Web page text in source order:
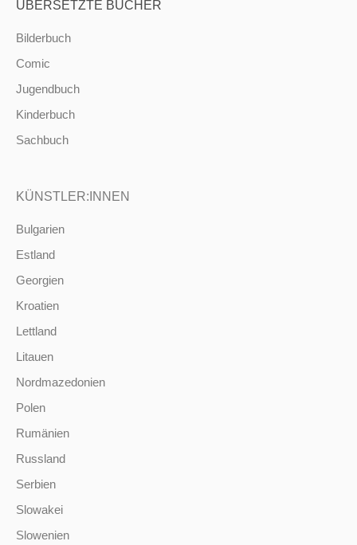
ÜBERSETZTE BÜCHER
Bilderbuch
Comic
Jugendbuch
Kinderbuch
Sachbuch
KÜNSTLER:INNEN
Bulgarien
Estland
Georgien
Kroatien
Lettland
Litauen
Nordmazedonien
Polen
Rumänien
Russland
Serbien
Slowakei
Slowenien